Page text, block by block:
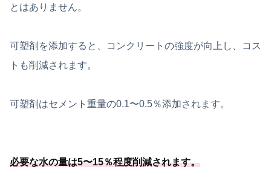
とはありません。
可塑剤を添加すると、コンクリートの強度が向上し、コス
トも削減されます。
可塑剤はセメント重量の0.1〜0.5％添加されます。
必要な水の量は5〜15％程度削減されます。